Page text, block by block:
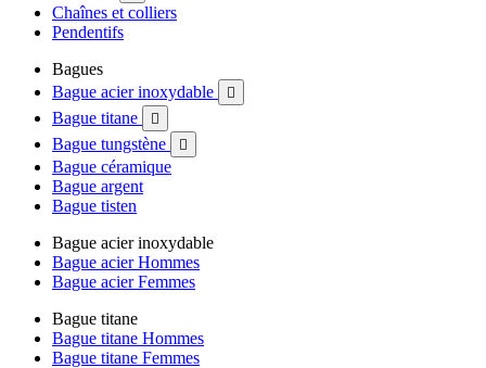
Chaînes et colliers
Pendentifs
Bagues
Bague acier inoxydable

Bague titane 
Bague tungstène 
Bague céramique
Bague argent
Bague tisten
Bague acier inoxydable
Bague acier Hommes
Bague acier Femmes
Bague titane
Bague titane Hommes
Bague titane Femmes